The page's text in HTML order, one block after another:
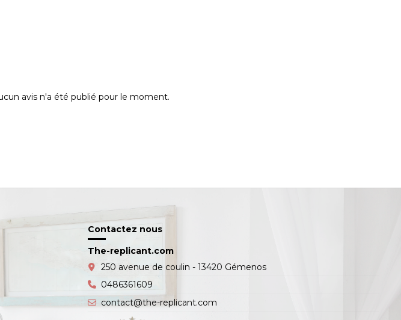
avis n'a été publié pour le moment.
Contactez nous
The-replicant.com
250 avenue de coulin - 13420 Gémenos
0486361609
contact@the-replicant.com